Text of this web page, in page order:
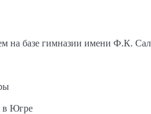
на базе гимназии имени Ф.К.
в Югре